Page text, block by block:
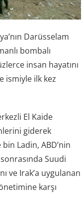
Darüsselam
bombalı
insan hayatını
ismiyle ilk kez
El Kaide
giderek
Ladin, ABD’nin
Suudi
ve Irak’a uygulanan
karşı